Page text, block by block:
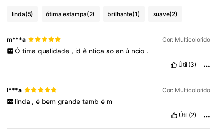
linda(5) ótima estampa(2) brilhante(1) suave(2)
m***a Cor: Multicolorido
Ó tima qualidade , id ê ntica ao an ú ncio .
Útil (3)
l***a Cor: Multicolorido
linda , é bem grande tamb é m
Útil (2)